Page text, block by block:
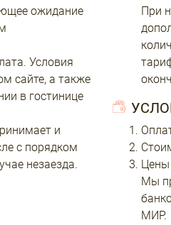
ожидание
Условия
сайте, а также
в гостинице
и
с порядком
незаезда.
При
Цены
Мы
МИР.